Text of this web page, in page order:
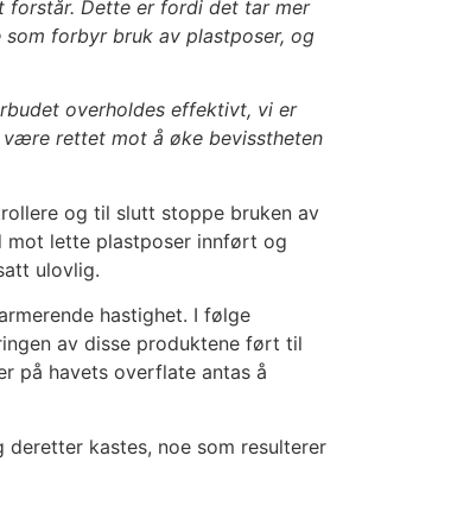
forstår. Dette er fordi det tar mer
forbyr bruk av plastposer, og
overholdes effektivt, vi er
rettet mot å øke bevisstheten
og til slutt stoppe bruken av
mot lette plastposer innført og
ulovlig.
hastighet. I følge
av disse produktene ført til
på havets overflate antas å
kastes, noe som resulterer